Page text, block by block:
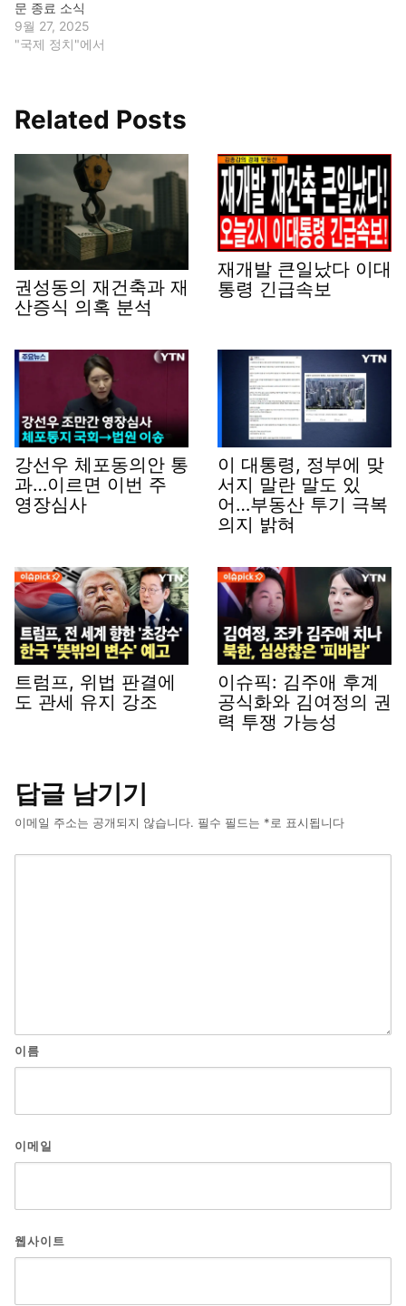
문 종료 소식
9월 27, 2025
"국제 정치"에서
Related Posts
권성동의 재건축과 재
산증식 의혹 분석
재개발 큰일났다 이대
통령 긴급속보
강선우 체포동의안 통
과…이르면 이번 주
영장심사
이 대통령, 정부에 맞
서지 말란 말도 있
어…부동산 투기 극복
의지 밝혀
트럼프, 위법 판결에
도 관세 유지 강조
이슈픽: 김주애 후계
공식화와 김여정의 권
력 투쟁 가능성
답글 남기기
이메일 주소는 공개되지 않습니다. 필수 필드는 *로 표시됩니다
이름
이메일
웹사이트